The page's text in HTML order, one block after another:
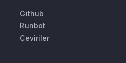
Github
Runbot
Çeviriler